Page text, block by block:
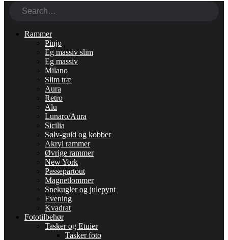
Rammer
Pinjo
Eg massiv slim
Eg massiv
Milano
Slim træ
Aura
Retro
Alu
Lunaro/Aura
Sicilia
Sølv-guld og kobber
Akryl rammer
Øvrige rammer
New York
Passepartout
Magnetlommer
Snekugler og julepynt
Evening
Kvadrat
Fototilbehør
Tasker og Etuier
Tasker foto